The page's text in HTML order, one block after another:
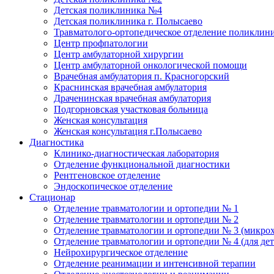
Детская поликлиника №4
Детская поликлиника г. Полысаево
Травматолого-ортопедическое отделение
Центр профпатологии
Центр амбулаторной хирургии
Центр амбулаторной онкологической помощи
Врачебная амбулатория п. Красногорский
Краснинская врачебная амбулатория
Драченинская врачебная амбулатория
Подгорновская участковая больница
Женская консультация
Женская консультация г.Полысаево
Диагностика
Клинико-диагностическая лаборатория
Отделение функциональной диагностики
Рентгеновское отделение
Эндоскопическое отделение
Стационар
Отделение травматологии и ортопедии № 1
Отделение травматологии и ортопедии № 2
Отделение травматологии и ортопедии № 3
Отделение травматологии и ортопедии № 4 (для
Нейрохирургическое отделение
Отделение реанимации и интенсивной терапии